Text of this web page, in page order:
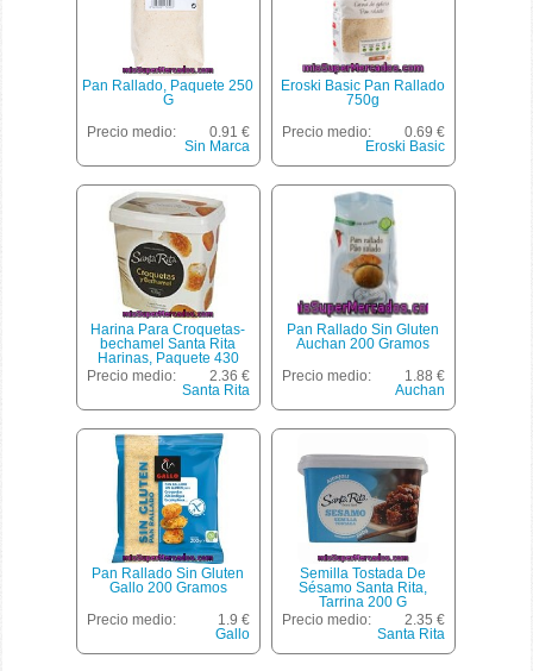
Pan Rallado, Paquete 250
G
Precio medio:
0.91 €
Sin Marca
Eroski Basic Pan Rallado
750g
Precio medio:
0.69 €
Eroski Basic
Harina Para Croquetas-
bechamel Santa Rita
Harinas, Paquete 430
Precio medio:
2.36 €
Santa Rita
Pan Rallado Sin Gluten
Auchan 200 Gramos
Precio medio:
1.88 €
Auchan
Pan Rallado Sin Gluten
Gallo 200 Gramos
Precio medio:
1.9 €
Gallo
Semilla Tostada De
Sésamo Santa Rita,
Tarrina 200 G
Precio medio:
2.35 €
Santa Rita